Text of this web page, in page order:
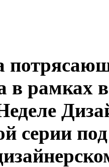
в рамках
серии